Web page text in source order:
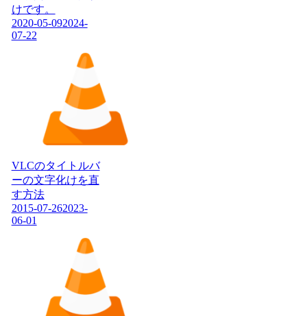
けです。
2020-05-092024-
07-22
VLCのタイトルバ
ーの文字化けを直
す方法
2015-07-262023-
06-01